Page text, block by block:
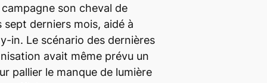
campagne son cheval de
sept derniers mois, aidé à
in. Le scénario des dernières
avait même prévu un
pallier le manque de lumière